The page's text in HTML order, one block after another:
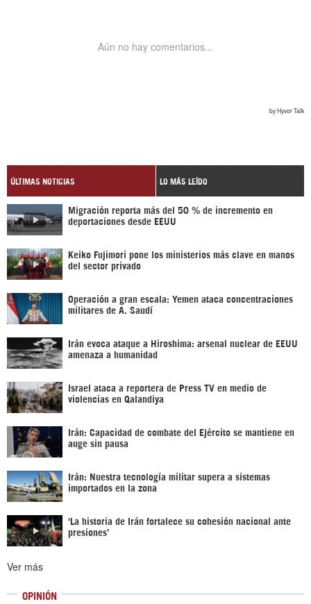
ÚLTIMAS NOTICIAS LO MÁS LEÍDO
Migración reporta más del 50 % de incremento en
deportaciones desde EEUU
Keiko Fujimori pone los ministerios más clave en manos
del sector privado
Operación a gran escala: Yemen ataca concentraciones
militares de A. Saudí
Irán evoca ataque a Hiroshima: arsenal nuclear de EEUU
amenaza a humanidad
Israel ataca a reportera de Press TV en medio de
violencias en Qalandiya
Irán: Capacidad de combate del Ejército se mantiene en
auge sin pausa
Irán: Nuestra tecnología militar supera a sistemas
importados en la zona
‘La historia de Irán fortalece su cohesión nacional ante
presiones’
Ver más
OPINIÓN